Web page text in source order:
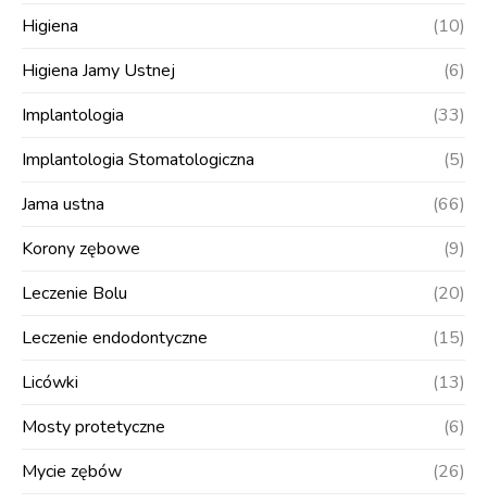
Higiena
(10)
Higiena Jamy Ustnej
(6)
Implantologia
(33)
Implantologia Stomatologiczna
(5)
Jama ustna
(66)
Korony zębowe
(9)
Leczenie Bolu
(20)
Leczenie endodontyczne
(15)
Licówki
(13)
Mosty protetyczne
(6)
Mycie zębów
(26)